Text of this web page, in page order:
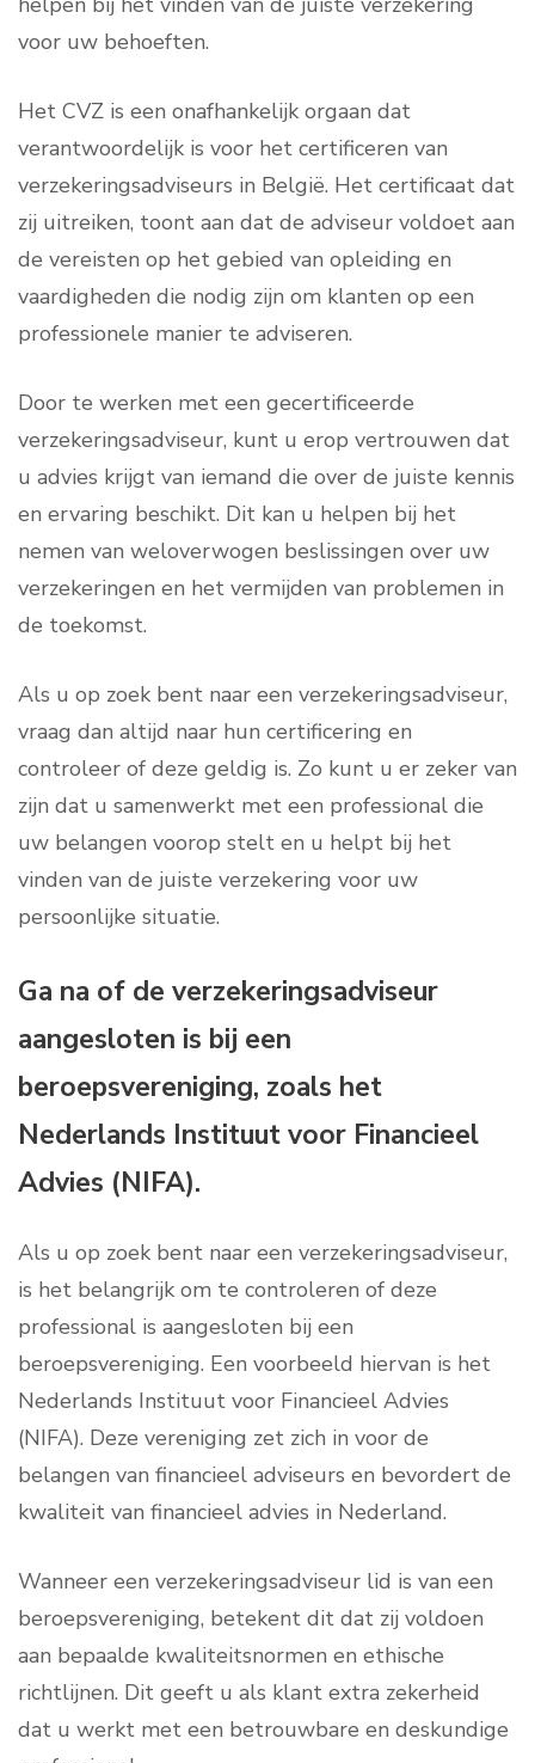
voor uw behoeften.
Het CVZ is een onafhankelijk orgaan dat
verantwoordelijk is voor het certificeren van
verzekeringsadviseurs in België. Het certificaat dat
zij uitreiken, toont aan dat de adviseur voldoet aan
de vereisten op het gebied van opleiding en
vaardigheden die nodig zijn om klanten op een
professionele manier te adviseren.
Door te werken met een gecertificeerde
verzekeringsadviseur, kunt u erop vertrouwen dat
u advies krijgt van iemand die over de juiste kennis
en ervaring beschikt. Dit kan u helpen bij het
nemen van weloverwogen beslissingen over uw
verzekeringen en het vermijden van problemen in
de toekomst.
Als u op zoek bent naar een verzekeringsadviseur,
vraag dan altijd naar hun certificering en
controleer of deze geldig is. Zo kunt u er zeker van
zijn dat u samenwerkt met een professional die
uw belangen voorop stelt en u helpt bij het
vinden van de juiste verzekering voor uw
persoonlijke situatie.
Ga na of de verzekeringsadviseur
aangesloten is bij een
beroepsvereniging, zoals het
Nederlands Instituut voor Financieel
Advies (NIFA).
Als u op zoek bent naar een verzekeringsadviseur,
is het belangrijk om te controleren of deze
professional is aangesloten bij een
beroepsvereniging. Een voorbeeld hiervan is het
Nederlands Instituut voor Financieel Advies
(NIFA). Deze vereniging zet zich in voor de
belangen van financieel adviseurs en bevordert de
kwaliteit van financieel advies in Nederland.
Wanneer een verzekeringsadviseur lid is van een
beroepsvereniging, betekent dit dat zij voldoen
aan bepaalde kwaliteitsnormen en ethische
richtlijnen. Dit geeft u als klant extra zekerheid
dat u werkt met een betrouwbare en deskundige